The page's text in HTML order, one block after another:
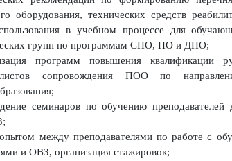
методического сопровождения
обучающихся с инвалидностью и ОВЗ;
методических рекомендаций,
образования с целью
и ОВЗ различных нозологических групп;
рекомендаций по
оборудования, технических
использования в учебном процессе
групп по программам СПО, ПО и
программ повышения